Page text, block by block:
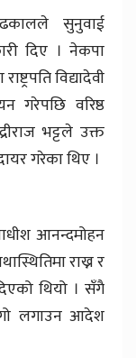
सुनुवाई
दिए । नेकपा
विद्यादेवी
गरेपछि वरिष्ठ
भट्टले उक्त
गरेका थिए ।
आनन्दमोहन
राख्न र
थियो । सँगै
लगाउन आदेश